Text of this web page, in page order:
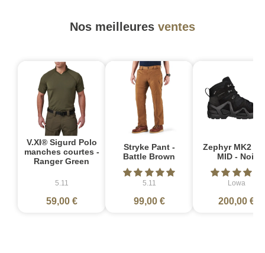
Nos meilleures ventes
V.XI® Sigurd Polo
manches courtes -
Ranger Green
5.11
59,00 €
Stryke Pant -
Battle Brown
5.11
99,00 €
Zephyr MK2
MID - Noir
Lowa
200,00 €